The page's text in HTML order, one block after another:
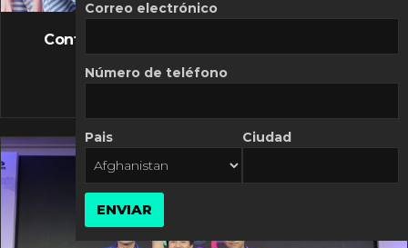
FLASH NEWS
Controversia de Mercado Libre por costos
10 MARZO, 2026
Correo electrónico
Número de teléfono
Pais Ciudad
ENVIAR